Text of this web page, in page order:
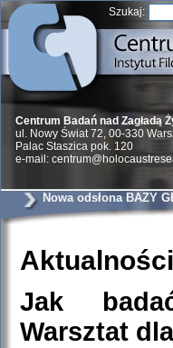
Szukaj:
Centrum Badań nad Zagładą
ul. Nowy Świat 72, 00-330
Palac Staszica pok. 120
e-mail:
Nowa odsłona BAZY
Aktualności
Jak
Warsztat